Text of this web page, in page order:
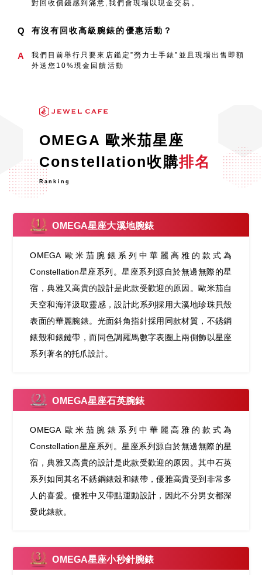
對回收價錢感到滿意,我們會現場以現金交易。
Q 有沒有回收高級腕錶的優惠活動？
A
我們目前舉行只要來店鑑定”勞力士手錶”並且現場出售即額
外送您10%現金回饋活動
OMEGA 歐米茄星座
Constellation收購排名
Ranking
OMEGA星座大溪地腕錶
OMEGA 歐米茄腕錶系列中華麗高雅的款式為
Constellation星座系列。星座系列源自於無邊無際的星
宿，典雅又高貴的設計是此款受歡迎的原因。歐米茄自
天空和海洋汲取靈感，設計此系列採用大溪地珍珠貝殼
表面的華麗腕錶。光面斜角指針採用同款材質，不銹鋼
錶殼和錶鏈帶，而同色調羅馬數字表圈上兩側飾以星座
系列著名的托爪設計。
OMEGA星座石英腕錶
OMEGA 歐米茄腕錶系列中華麗高雅的款式為
Constellation星座系列。星座系列源自於無邊無際的星
宿，典雅又高貴的設計是此款受歡迎的原因。其中石英
系列如同其名不銹鋼錶殼和錶帶，優雅高貴受到非常多
人的喜愛。優雅中又帶點運動設計，因此不分男女都深
愛此錶款。
OMEGA星座小秒針腕錶